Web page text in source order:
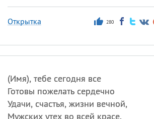
Открытка 280
(Имя), тебе сегодня все
Готовы пожелать сердечно
Удачи, счастья, жизни вечной,
Мужских утех во всей красе.